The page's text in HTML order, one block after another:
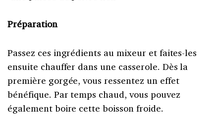
Préparation
Passez ces ingrédients au mixeur et faites-les
ensuite chauffer dans une casserole. Dès la
première gorgée, vous ressentez un effet
bénéfique. Par temps chaud, vous pouvez
également boire cette boisson froide.